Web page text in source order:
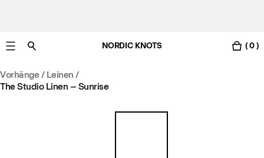
NORDIC KNOTS ( 0 )
Vorhänge/ Leinen /
The Studio Linen – Sunrise